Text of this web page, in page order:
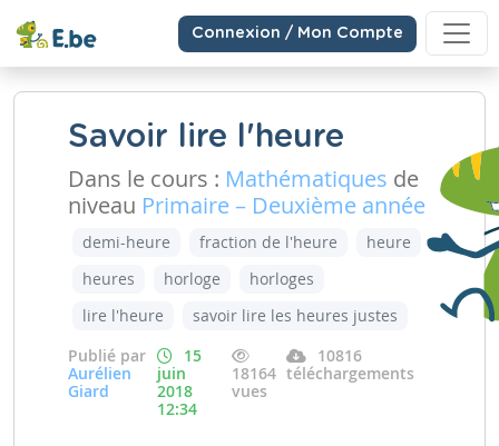
Connexion / Mon Compte
Savoir lire l'heure
Dans le cours : Mathématiques de
niveau Primaire – Deuxième année
demi-heure fraction de l'heure
heure
heures
horloge
horloges
lire l'heure
savoir lire les heures justes
Publié par
Aurélien
Giard
15
juin
2018
12:34
18164
vues
10816
téléchargements